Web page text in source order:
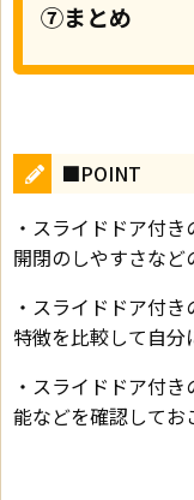
⑦まとめ
■POINT
・スライドドア付
開閉のしやすさなど
・スライドドア付
特徴を比較して自分
・スライドドア付
能などを確認してお